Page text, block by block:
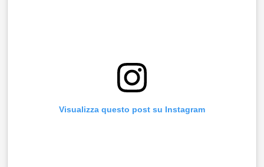
Visualizza questo post su Instagram